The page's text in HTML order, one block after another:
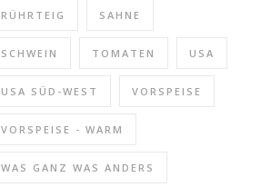
RÜHRTEIG SAHNE
SCHWEIN TOMATEN USA
USA SÜD-WEST VORSPEISE
VORSPEISE - WARM
WAS GANZ WAS ANDERS